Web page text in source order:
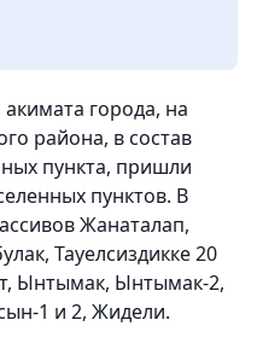
города, на
района, в состав
пункта, пришли
пунктов. В
Жанаталап,
Тауелсиздикке 20
Ынтымак, Ынтымак-2,
1 и 2, Жидели.